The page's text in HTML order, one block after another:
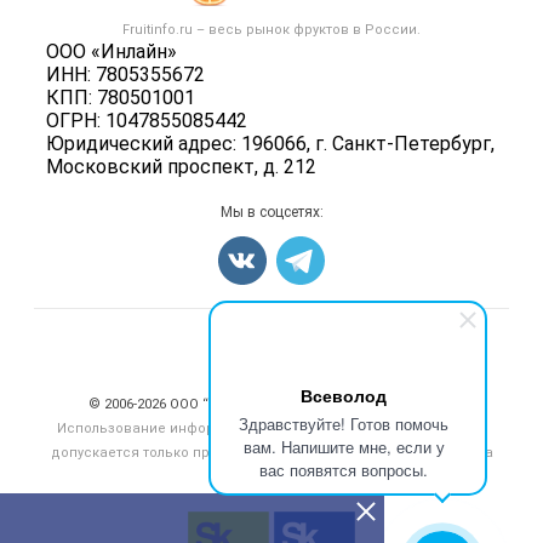
Всеволод
Здравствуйте! Готов помочь
вам. Напишите мне, если у
вас появятся вопросы.
Fruitinfo.ru – весь рынок фруктов в России.
ООО «Инлайн»
ИНН: 7805355672
КПП: 780501001
ОГРН: 1047855085442
Юридический адрес: 196066, г. Санкт-Петербург,
Московский проспект, д. 212
Контактная информация
Политика обработки персональных данных
Фрукты
Грибы
Оборудование
Карта объявлений
Мы в соцсетях:
© 2006‑2026 ООО “Инлайн”. 12+ Все права защищены.
Использование информации, размещенной на данном сайте,
допускается только при размещении активной гиперссылки на
fruitinfo.ru